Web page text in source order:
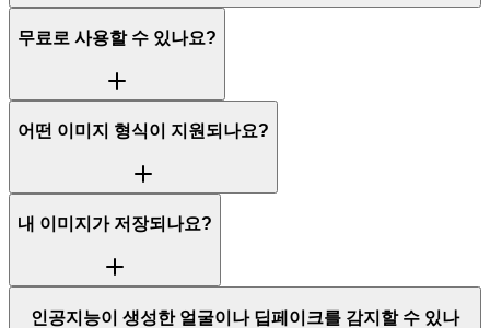
무료로 사용할 수 있나요?
어떤 이미지 형식이 지원되나요?
내 이미지가 저장되나요?
인공지능이 생성한 얼굴이나 딥페이크를 감지할 수 있나